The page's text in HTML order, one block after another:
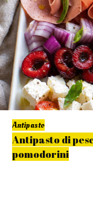
Antipasto
Antipasto di
pomodorini